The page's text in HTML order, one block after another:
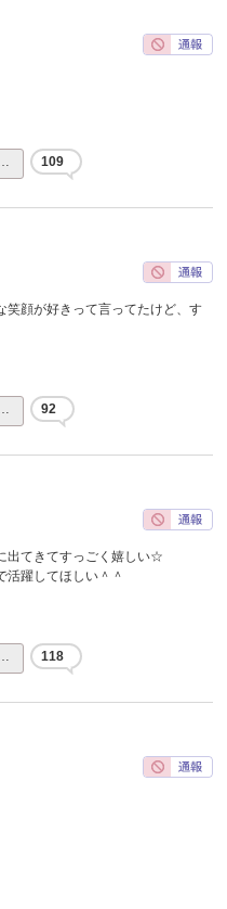
109
笑顔が好きって言ってたけど、す
92
出てきてすっごく嬉しい☆
活躍してほしい＾＾
118